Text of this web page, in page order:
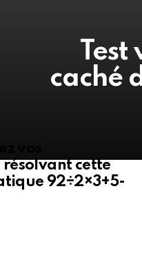
caché
résolvant cette
92÷2×3+5-